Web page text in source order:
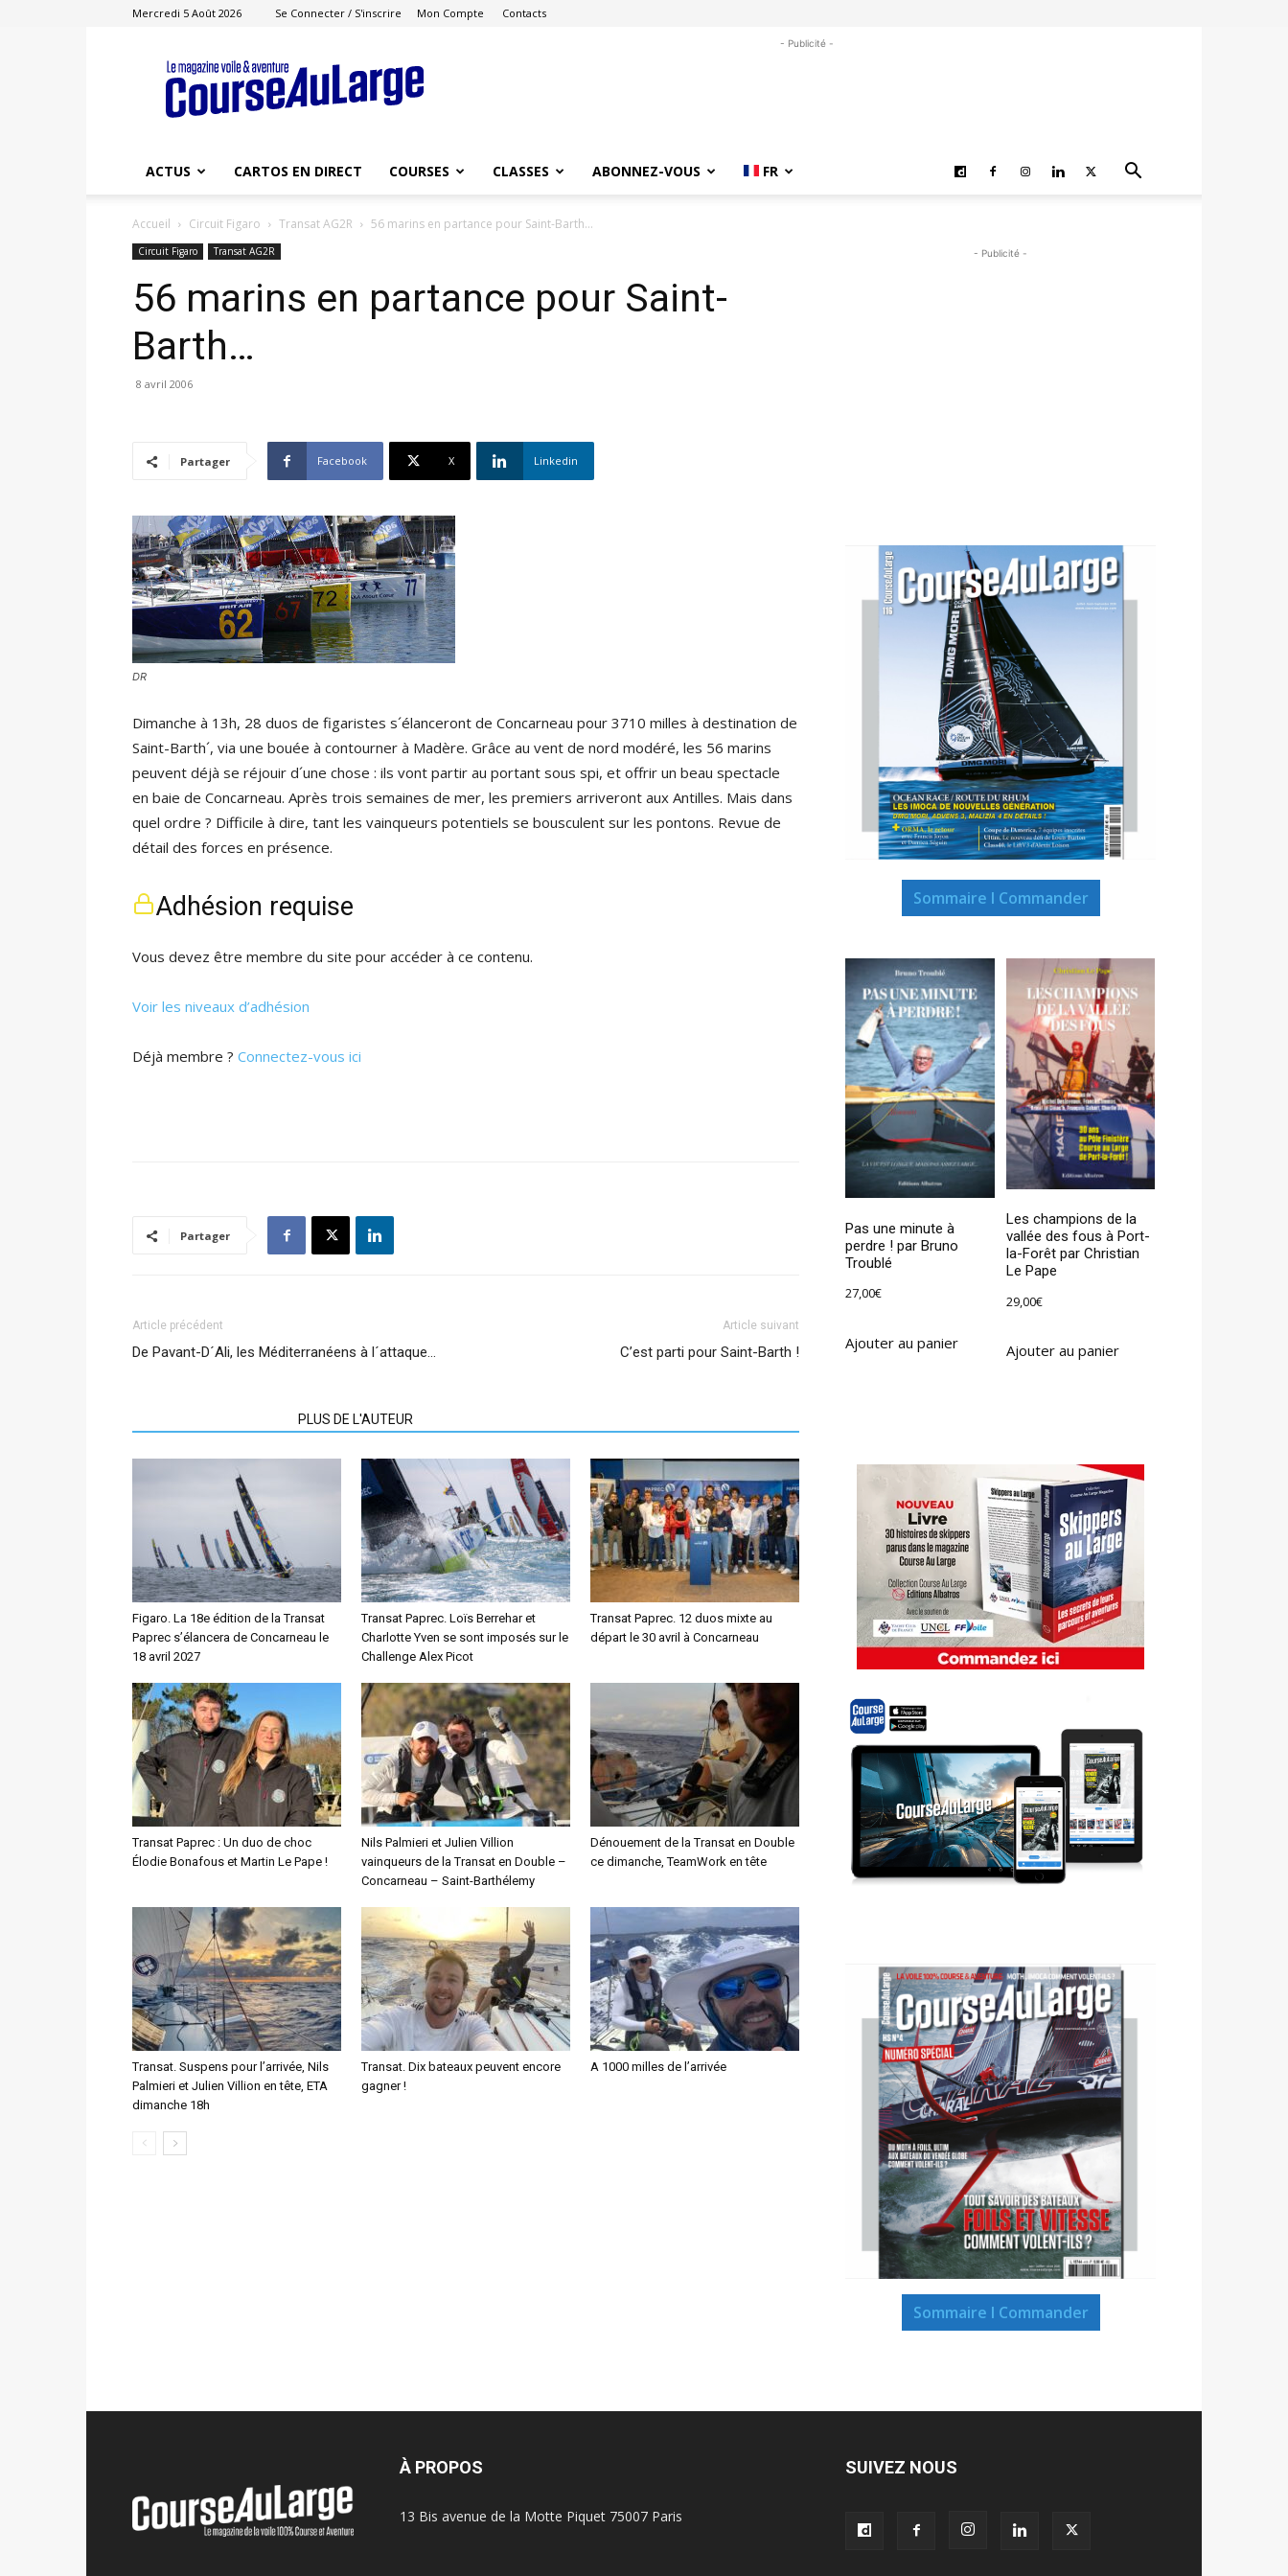
Mercredi 5 Août 2026 Se Connecter / S'inscrire Mon Compte Contacts
Course
au
Large
- Publicité -
ACTUS CARTOS EN DIRECT COURSES CLASSES ABONNEZ-VOUS FR
Accueil Circuit Figaro Transat AG2R 56 marins en partance pour Saint-Barth…
Circuit Figaro Transat AG2R
56 marins en partance pour Saint-
Barth…
8 avril 2006
Partager Facebook X Linkedin
DR
Dimanche à 13h, 28 duos de figaristes s´élanceront de Concarneau pour 3710 milles à destination de
Saint-Barth´, via une bouée à contourner à Madère. Grâce au vent de nord modéré, les 56 marins
peuvent déjà se réjouir d´une chose : ils vont partir au portant sous spi, et offrir un beau spectacle
en baie de Concarneau. Après trois semaines de mer, les premiers arriveront aux Antilles. Mais dans
quel ordre ? Difficile à dire, tant les vainqueurs potentiels se bousculent sur les pontons. Revue de
détail des forces en présence.
Adhésion requise
Vous devez être membre du site pour accéder à ce contenu.
Voir les niveaux d’adhésion
Déjà membre ? Connectez-vous ici
Partager
Article précédent
De Pavant-D´Ali, les Méditerranéens à l´attaque…
Article suivant
C’est parti pour Saint-Barth !
PLUS DE L'AUTEUR
Figaro. La 18e édition de la Transat
Paprec s’élancera de Concarneau le
18 avril 2027
Transat Paprec. Loïs Berrehar et
Charlotte Yven se sont imposés sur le
Challenge Alex Picot
Transat Paprec. 12 duos mixte au
départ le 30 avril à Concarneau
Transat Paprec : Un duo de choc
Élodie Bonafous et Martin Le Pape !
Nils Palmieri et Julien Villion
vainqueurs de la Transat en Double –
Concarneau – Saint-Barthélemy
Dénouement de la Transat en Double
ce dimanche, TeamWork en tête
Transat. Suspens pour l’arrivée, Nils
Palmieri et Julien Villion en tête, ETA
dimanche 18h
Transat. Dix bateaux peuvent encore
gagner !
A 1000 milles de l’arrivée
- Publicité -
Sommaire I Commander
Pas une minute à
perdre ! par Bruno
Troublé
27,00€
Ajouter au panier
Les champions de la
vallée des fous à Port-
la-Forêt par Christian
Le Pape
29,00€
Ajouter au panier
Sommaire I Commander
À PROPOS
13 Bis avenue de la Motte Piquet 75007 Paris
SUIVEZ NOUS